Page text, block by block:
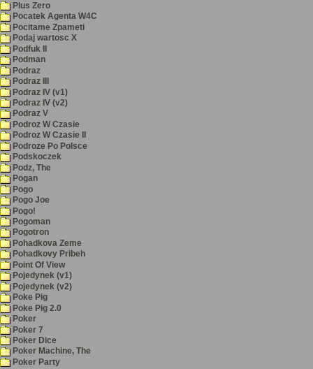
Plus Zero
Pocatek Agenta W4C
Pocitame Zpameti
Podaj wartosc X
Podfuk II
Podman
Podraz
Podraz III
Podraz IV (v1)
Podraz IV (v2)
Podraz V
Podroz W Czasie
Podroz W Czasie II
Podroze Po Polsce
Podskoczek
Podz, The
Pogan
Pogo
Pogo Joe
Pogo!
Pogoman
Pogotron
Pohadkova Zeme
Pohadkovy Pribeh
Point Of View
Pojedynek (v1)
Pojedynek (v2)
Poke Pig
Poke Pig 2.0
Poker
Poker 7
Poker Dice
Poker Machine, The
Poker Party